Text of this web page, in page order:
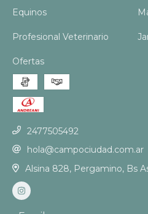
Equinos
Profesional Veterinario
Ofertas
2477505492
hola@campociudad.com.ar
Alsina 828, Pergamino, Bs